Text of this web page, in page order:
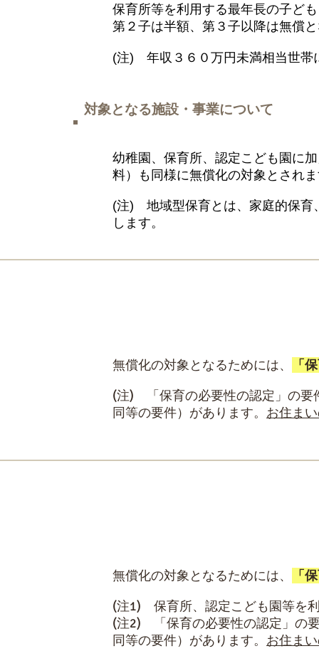
保育所等を利用する最年長の子ど
第２子は半額、第３子以降は無償
(注) 年収３６０万円未満相当世帯
対象となる施設・事業について
幼稚園、保育所、認定こども園に
料）も同様に無償化の対象とされ
(注) 地域型保育とは、家庭的保育
します。
無償化の対象となるためには、
「
(注) 「保育の必要性の認定」の要
同等の要件）があります。 お住ま
無償化の対象となるためには、
「
(注1) 保育所、認定こども園等を
(注2) 「保育の必要性の認定」の
同等の要件）があります。 お住ま